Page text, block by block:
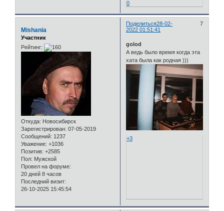
0
Поделиться 7
28-02-
2022 01:51:41
Mishania
Участник
Рейтинг:
Откуда: Новосибирск
Зарегистрирован: 07-05-2019
Сообщений: 1237
Уважение: +1036
Позитив: +2585
Пол: Мужской
Провел на форуме:
20 дней 8 часов
Последний визит:
26-10-2025 15:45:54
golod
А ведь было время когда эта
хата была как родная )))
+3